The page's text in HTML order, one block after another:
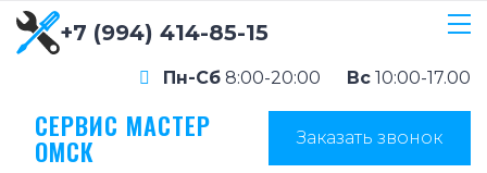
+7 (994) 414-85-15
Пн-Сб 8:00-20:00 Вс 10:00-17.00
СЕРВИС МАСТЕР
ОМСК Заказать звонок